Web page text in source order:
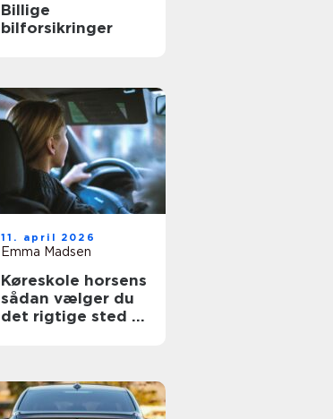
Billige
bilforsikringer
11. april 2026
Emma Madsen
Køreskole horsens
sådan vælger du
det rigtige sted til